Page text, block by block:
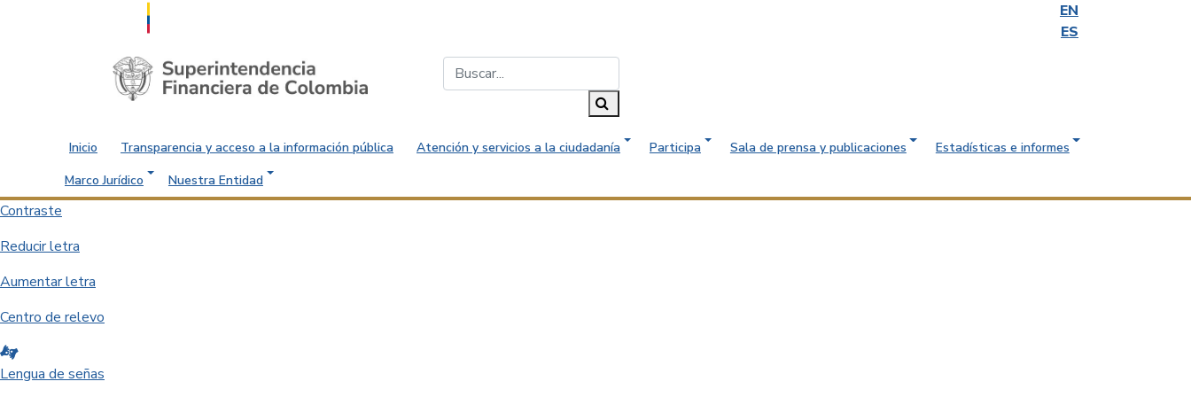
EN
ES
Saltar al contenido principal
Inicio Transparencia y acceso a la información pública Atención y servicios a la ciudadanía Participa Sala de prensa y publicaciones
Estadísticas e informes
Marco Jurídico
Nuestra Entidad
Contraste
Reducir letra
Aumentar letra
Centro de relevo
Lengua de señas